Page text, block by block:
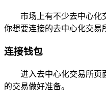
市场上有不少去中心化
你想要连接的去中心化交易
连接钱包
进入去中心化交易所页
的交易做好准备。